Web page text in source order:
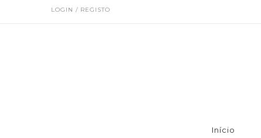
LOGIN / REGISTO
Início